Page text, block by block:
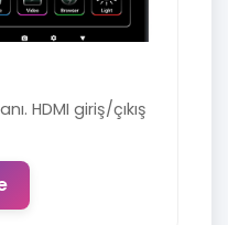
HDMI giriş/çıkış